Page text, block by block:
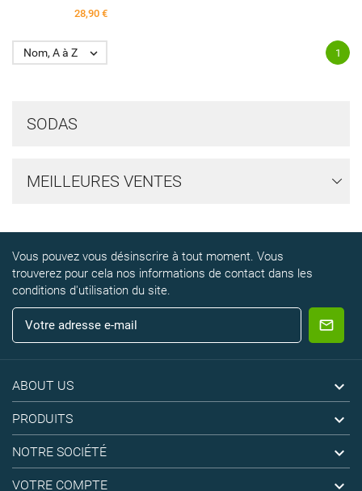
SODAS
MEILLEURES VENTES
Price
28,90 €
Nom, A à Z  1
Vous pouvez vous désinscrire à tout moment. Vous
trouverez pour cela nos informations de contact dans les
conditions d'utilisation du site.
ABOUT US 
PRODUITS 
NOTRE SOCIÉTÉ 
VOTRE COMPTE 